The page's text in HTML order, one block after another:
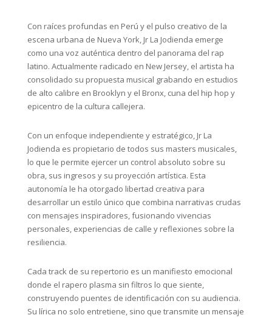
Con raíces profundas en Perú y el pulso creativo de la
escena urbana de Nueva York, Jr La Jodienda emerge
como una voz auténtica dentro del panorama del rap
latino. Actualmente radicado en New Jersey, el artista ha
consolidado su propuesta musical grabando en estudios
de alto calibre en Brooklyn y el Bronx, cuna del hip hop y
epicentro de la cultura callejera.
Con un enfoque independiente y estratégico, Jr La
Jodienda es propietario de todos sus masters musicales,
lo que le permite ejercer un control absoluto sobre su
obra, sus ingresos y su proyección artística. Esta
autonomía le ha otorgado libertad creativa para
desarrollar un estilo único que combina narrativas crudas
con mensajes inspiradores, fusionando vivencias
personales, experiencias de calle y reflexiones sobre la
resiliencia.
Cada track de su repertorio es un manifiesto emocional
donde el rapero plasma sin filtros lo que siente,
construyendo puentes de identificación con su audiencia.
Su lírica no solo entretiene, sino que transmite un mensaje